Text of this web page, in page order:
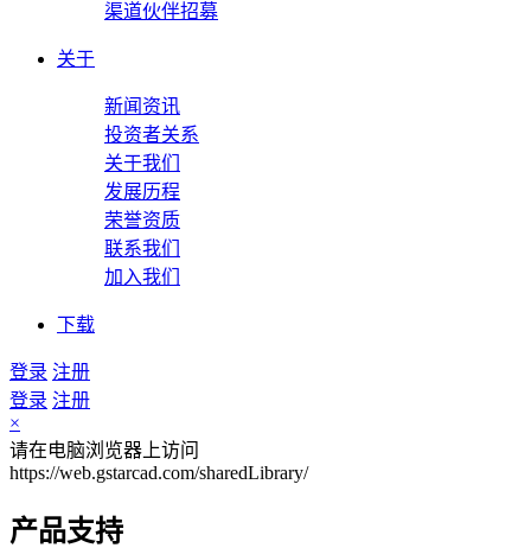
渠道伙伴招募
关于
新闻资讯
投资者关系
关于我们
发展历程
荣誉资质
联系我们
加入我们
下载
登录 注册
登录 注册
×
请在电脑浏览器上访问
https://web.gstarcad.com/sharedLibrary/
产品支持